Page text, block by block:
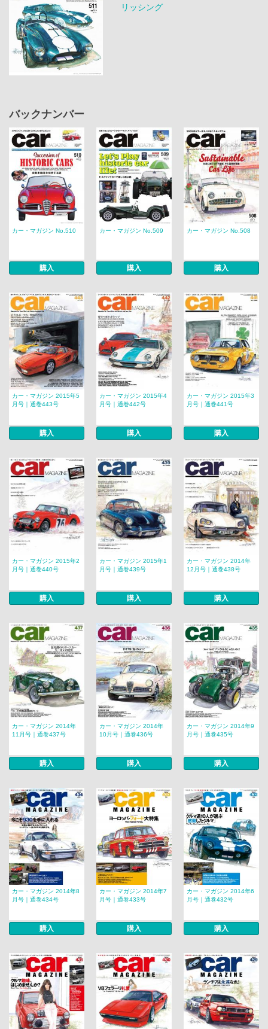
リッシング
バックナンバー
カー・マガジン No.510
購入
カー・マガジン No.509
購入
カー・マガジン No.508
購入
カー・マガジン 2015年5
月号｜通巻443号
購入
カー・マガジン 2015年4
月号｜通巻442号
購入
カー・マガジン 2015年3
月号｜通巻441号
購入
カー・マガジン 2015年2
月号｜通巻440号
購入
カー・マガジン 2015年1
月号｜通巻439号
購入
カー・マガジン 2014年
12月号｜通巻438号
購入
カー・マガジン 2014年
11月号｜通巻437号
購入
カー・マガジン 2014年
10月号｜通巻436号
購入
カー・マガジン 2014年9
月号｜通巻435号
購入
カー・マガジン 2014年8
月号｜通巻434号
購入
カー・マガジン 2014年7
月号｜通巻433号
購入
カー・マガジン 2014年6
月号｜通巻432号
購入